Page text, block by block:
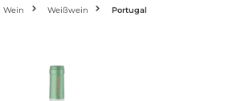
Wein Weißwein Portugal